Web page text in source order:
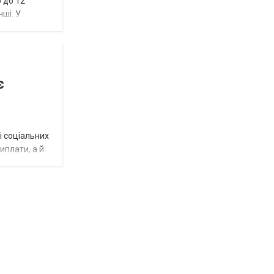
У
соціальних
а й